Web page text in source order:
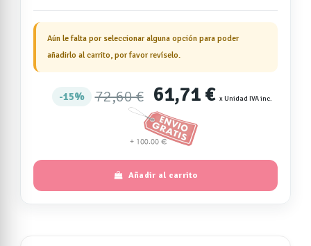
Aún le falta por seleccionar alguna opción para poder
añadirlo al carrito, por favor revíselo.
15% 72,60 € 61,71 € x Unidad IVA inc.
Añadir al carrito